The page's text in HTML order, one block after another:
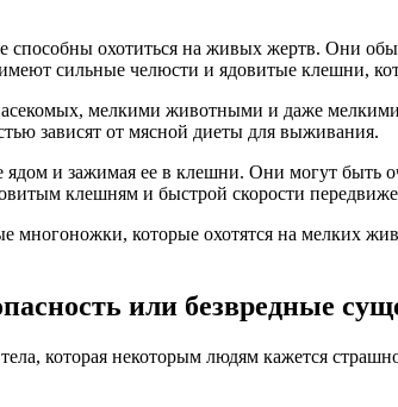
охотиться на живых жертв. Они
сильные челюсти и ядовитые клешни,
мелкими животными и даже
зависят от мясной диеты для выживания.
ядом и зажимая ее в клешни. Они могут
клешням и быстрой скорости
которые охотятся на мелких
или безвредные
которая некоторым людям кажется